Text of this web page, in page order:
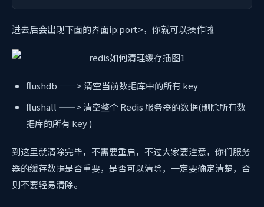
进去后会出现下面的界面ip:port>，你就可以操作啦
flushdb ——> 清空当前数据库中的所有 key
flushall ——> 清空整个 Redis 服务器的数据(删除所有数
据库的所有 key )
到这里就清除完毕，不需要重启，不过大家要注意，你们服务
器的缓存数据是否重要，是否可以清除，一定要确定清楚，否
则不要轻易清除。